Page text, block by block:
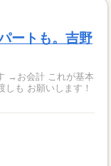
ートも。吉野
これが基本
も お願いします！